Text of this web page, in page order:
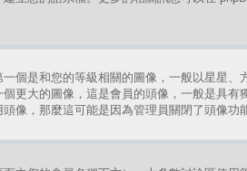
個是和您的等級相關的圖像，一般以星星、
更大的圖像，這是會員的頭像，一般是具
像，那麼這可能是因為管理員關閉了頭像功